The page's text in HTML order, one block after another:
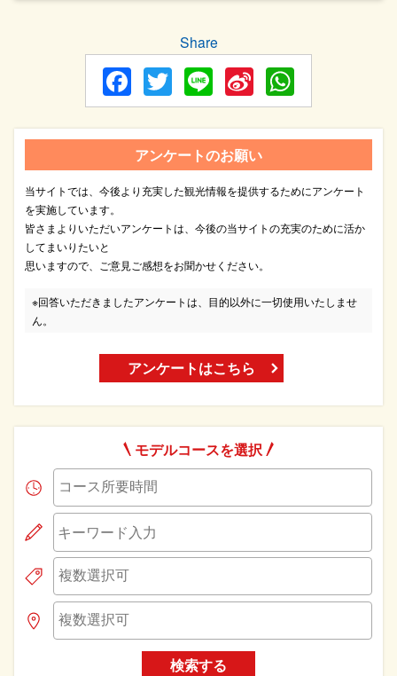
Share
Facebook
Twitter
LineSina
Weibo
アンケートのお願い
当サイトでは、今後より充実した観光情報を提供するためにアンケート
を実施しています。
皆さまよりいただいアンケートは、今後の当サイトの充実のために活か
してまいりたいと
思いますので、ご意見ご感想をお聞かせください。
※回答いただきましたアンケートは、目的以外に一切使用いたしませ
ん。
アンケートはこちら
モデルコースを選択
検索する